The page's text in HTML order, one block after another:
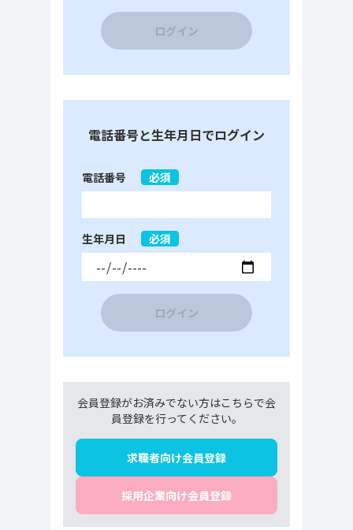
ログイン
電話番号と生年月日でログイン
電話番号 必須
生年月日 必須
ログイン
会員登録がお済みでない方はこちらで会
員登録を行ってください。
求職者向け会員登録
採用企業向け会員登録